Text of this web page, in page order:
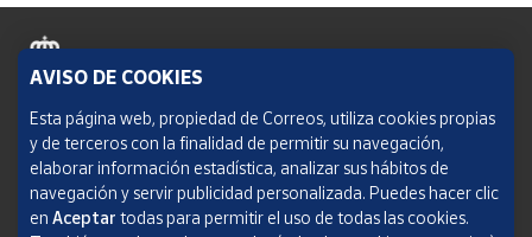
Política de cookies
Aviso legal
Condiciones del servicio
AVISO DE COOKIES
Esta página web, propiedad de Correos, utiliza cookies propias
y de terceros con la finalidad de permitir su navegación,
elaborar información estadística, analizar sus hábitos de
navegación y servir publicidad personalizada. Puedes hacer clic
en Aceptar todas para permitir el uso de todas las cookies.